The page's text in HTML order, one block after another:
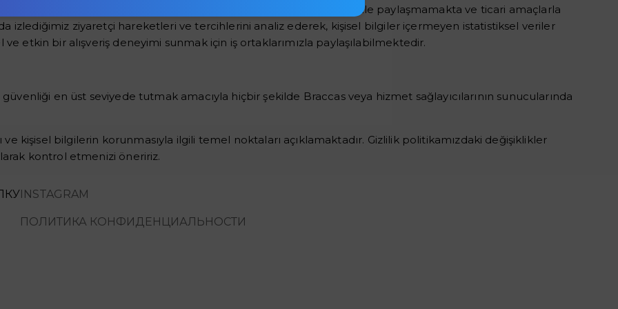
yukarıda belirtilen durumlar haricinde üçüncü şahıslarla kesinlikle paylaşmamakta ve ticari amaçlarla
izlediğimiz ziyaretçi hareketleri ve tercihlerini analiz ederek, kişisel bilgiler içermeyen istatistiksel veriler
etkin bir alışveriş deneyimi sunmak için iş ortaklarımızla paylaşılabilmektedir.
güvenliği en üst seviyede tutmak amacıyla hiçbir şekilde Braccas veya hizmet sağlayıcılarının sunucularında
kişisel bilgilerin korunmasıyla ilgili temel noktaları açıklamaktadır. Gizlilik politikamızdaki değişiklikler
kontrol etmenizi öneririz.
INSTAGRAM
ПОЛИТИКА КОНФИДЕНЦИАЛЬНОСТИ